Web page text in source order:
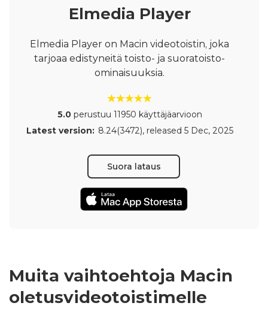
Elmedia Player
Elmedia Player on Macin videotoistin, joka
tarjoaa edistyneitä toisto- ja suoratoisto-
ominaisuuksia.
5.0 perustuu 11950 käyttäjäarvioon
Latest version: 8.24(3472), released 5 Dec, 2025
Suora lataus
Muita vaihtoehtoja Macin
oletusvideotoistimelle